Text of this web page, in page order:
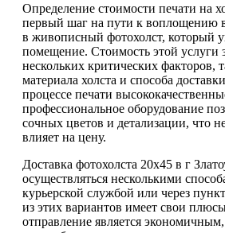
Определение стоимости печати на
первый шаг на пути к воплощению
в живописный фотохолст, который
помещение. Стоимость этой услуги
нескольких критических факторов,
материала холста и способа
процессе печати
профессиональное оборудование
сочных цветов и детализации, что
влияет на цену.
Доставка фотохолста 20х45 в г
осуществляться несколькими
курьерской службой или через
из этих вариантов имеет свои
отправление является